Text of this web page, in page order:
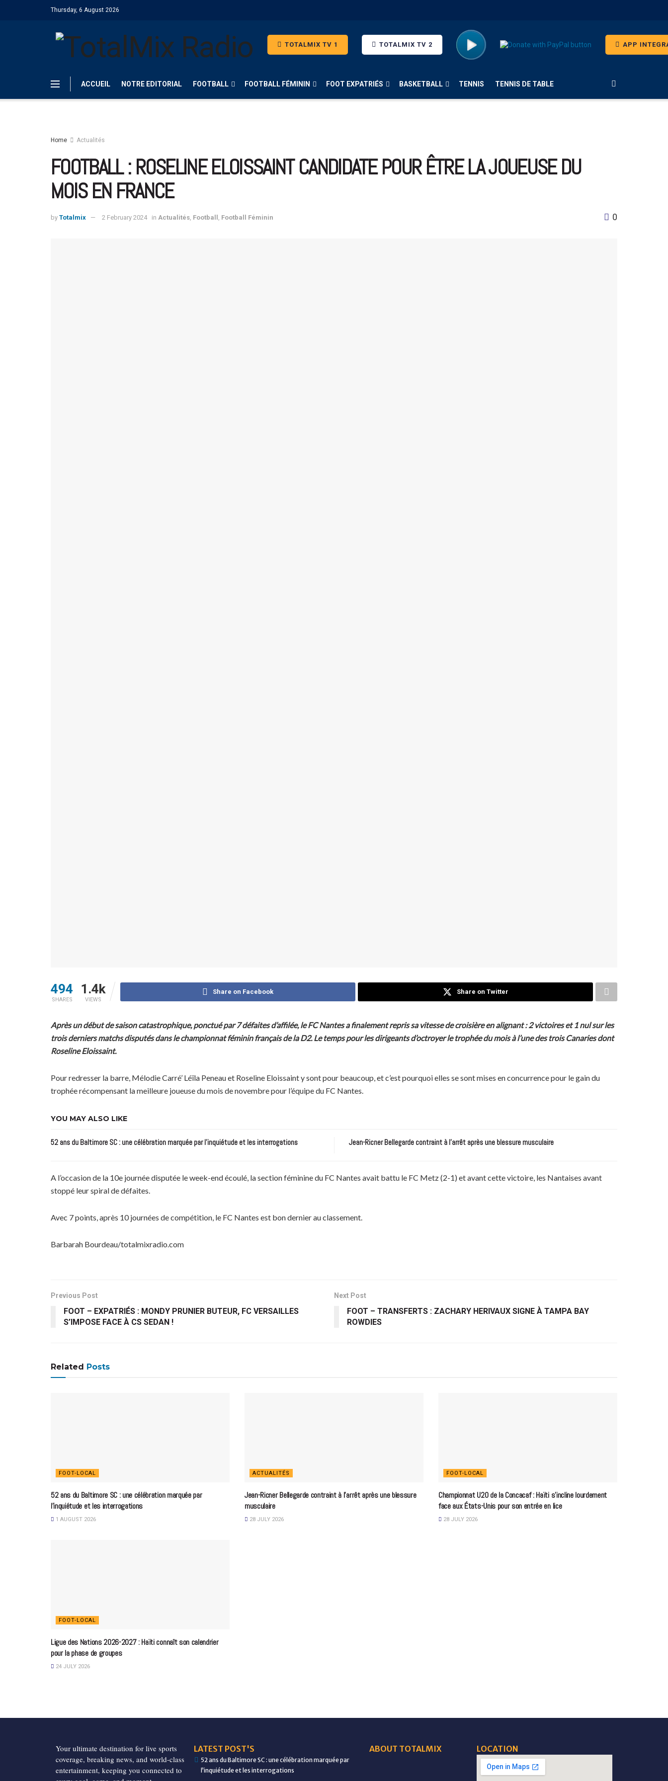
Thursday, 6 August 2026
TOTALMIX TV 1 TOTALMIX TV 2 APP
ACCUEIL NOTRE EDITORIAL FOOTBALL FOOTBALL FÉMININ FOOT EXPATRIÉS BASKETBALL TENNIS TENNIS DE TABLE
Home Actualités
FOOTBALL : ROSELINE ELOISSAINT CANDIDATE POUR ÊTRE LA JOUEUSE DU
MOIS EN FRANCE
by Totalmix 2 February 2024 in Actualités Football Football Féminin 0
494
SHARES
1.4k
VIEWS
Share on Facebook Share on Twitter
Après un début de saison catastrophique, ponctué par 7 défaites d’affilée, le FC Nantes a finalement repris sa vitesse de croisière en alignant : 2 victoires et 1 nul sur les
trois derniers matchs disputés dans le championnat féminin français de la D2. Le temps pour les dirigeants d’octroyer le trophée du mois à l’une des trois Canaries dont
Roseline Eloissaint.
Pour redresser la barre, Mélodie Carré’ Léïla Peneau et Roseline Eloissaint y sont pour beaucoup, et c’est pourquoi elles se sont mises en concurrence pour le gain du
trophée récompensant la meilleure joueuse du mois de novembre pour l’équipe du FC Nantes.
YOU MAY ALSO LIKE
52 ans du Baltimore SC : une célébration marquée par l’inquiétude et les interrogations Jean-Ricner Bellegarde contraint à l’arrêt après une blessure musculaire
A l’occasion de la 10e journée disputée le week-end écoulé, la section féminine du FC Nantes avait battu le FC Metz (2-1) et avant cette victoire, les Nantaises avant
stoppé leur spiral de défaites.
Avec 7 points, après 10 journées de compétition, le FC Nantes est bon dernier au classement.
Barbarah Bourdeau/totalmixradio.com
Previous Post
FOOT – EXPATRIÉS : MONDY PRUNIER BUTEUR, FC VERSAILLES
S’IMPOSE FACE À CS SEDAN !
Next Post
FOOT – TRANSFERTS : ZACHARY HERIVAUX SIGNE À TAMPA BAY
ROWDIES
Related Posts
FOOT-LOCAL
52 ans du Baltimore SC : une célébration marquée par
l’inquiétude et les interrogations
1 AUGUST 2026
ACTUALITÉS
Jean-Ricner Bellegarde contraint à l’arrêt après une blessure
musculaire
28 JULY 2026
FOOT-LOCAL
Championnat U20 de la Concacaf : Haïti s’incline lourdement
face aux États-Unis pour son entrée en lice
28 JULY 2026
FOOT-LOCAL
Ligue des Nations 2026-2027 : Haïti connaît son calendrier
pour la phase de groupes
24 JULY 2026
Your ultimate destination for live sports
coverage, breaking news, and world-class
entertainment, keeping you connected to
LATEST POST'S
52 ans du Baltimore SC : une célébration marquée par
l’inquiétude et les interrogations
ABOUT TOTALMIX LOCATION